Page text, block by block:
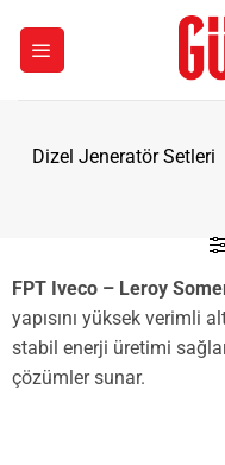
Dizel Jeneratör Setleri
FPT Iveco – Leroy
yapısını yüksek verimli
stabil enerji üretimi
çözümler sunar.